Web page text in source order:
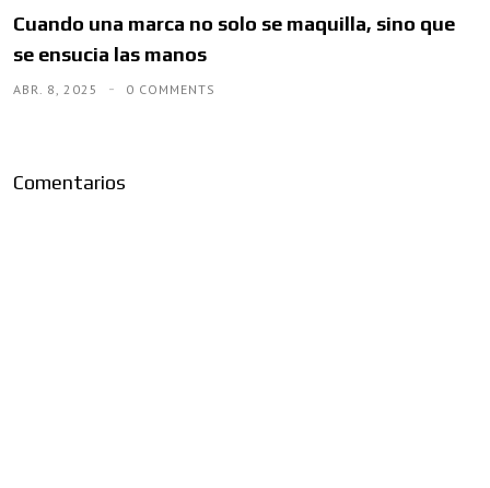
Cuando una marca no solo se maquilla, sino que
se ensucia las manos
ABR. 8, 2025 0 COMMENTS
Comentarios